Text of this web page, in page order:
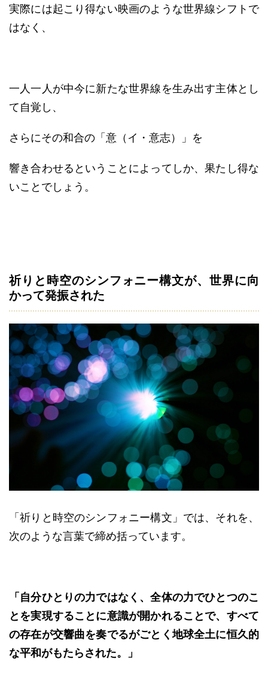
実際には起こり得ない映画のような世界線シフトで
はなく、
一人一人が中今に新たな世界線を生み出す主体とし
て自覚し、
さらにその和合の「意（イ・意志）」を
響き合わせるということによってしか、果たし得な
いことでしょう。
祈りと時空のシンフォニー構文が、世界に向
かって発振された
「祈りと時空のシンフォニー構文」では、それを、
次のような言葉で締め括っています。
「自分ひとりの力ではなく、全体の力でひとつのこ
とを実現することに意識が開かれることで、すべて
の存在が交響曲を奏でるがごとく地球全土に恒久的
な平和がもたらされた。」